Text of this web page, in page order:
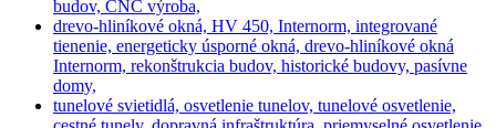
budov, CNC výroba,
drevo-hliníkové okná, HV 450, Internorm, integrované
tienenie, energeticky úsporné okná, drevo-hliníkové okná
Internorm, rekonštrukcia budov, historické budovy, pasívne
domy,
tunelové svietidlá, osvetlenie tunelov, tunelové osvetlenie,